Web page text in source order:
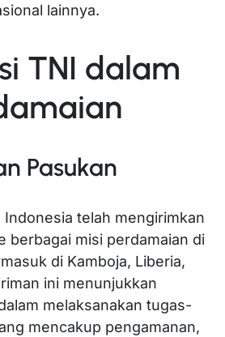
lainnya.
TNI dalam
Pasukan
Indonesia telah mengirimkan
berbagai misi perdamaian di
di Kamboja, Liberia,
ini menunjukkan
melaksanakan tugas-
mencakup pengamanan,